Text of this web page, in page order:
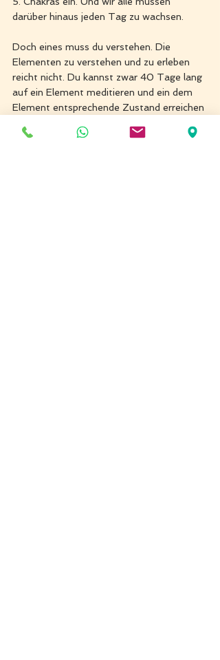
darüber hinaus jeden Tag zu wachsen.
Doch eines muss du verstehen. Die
Elementen zu verstehen und zu erleben
reicht nicht. Du kannst zwar 40 Tage lang
auf ein Element meditieren und ein dem
Element entsprechende Zustand erreichen
Sklave dienen und rebelieren, sobald er